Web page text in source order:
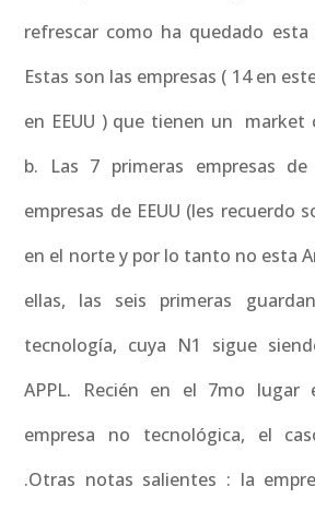
refrescar como ha quedado
Estas son las empresas ( 14 en
en EEUU ) que tienen un market
b. Las 7 primeras empresas
empresas de EEUU (les recuerdo
en el norte y por lo tanto no esta
ellas, las seis primeras
tecnología, cuya N1 sigue
APPL. Recién en el 7mo lugar
empresa no tecnológica, el
.Otras notas salientes : la